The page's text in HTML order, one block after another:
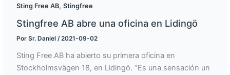
Sting Free AB, Stingfree
Stingfree AB abre una oficina en Lidingö
Por Sr. Daniel /2021-09-02
Sting Free AB ha abierto su primera oficina en
Stockholmsvägen 18, en Lidingö. ”Es una sensación un